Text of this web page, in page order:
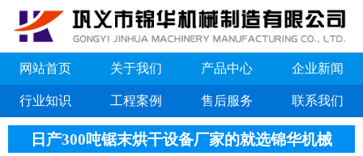
网站首页 关于我们 产品中心 企业新闻
行业知识 工程案例 售后服务 联系我们
日产300吨锯末烘干设备厂家的就选锦华机械